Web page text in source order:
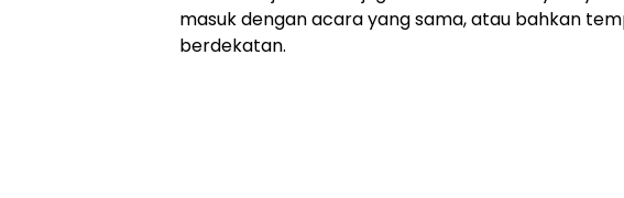
masuk dengan acara yang sama, atau bahkan
berdekatan.